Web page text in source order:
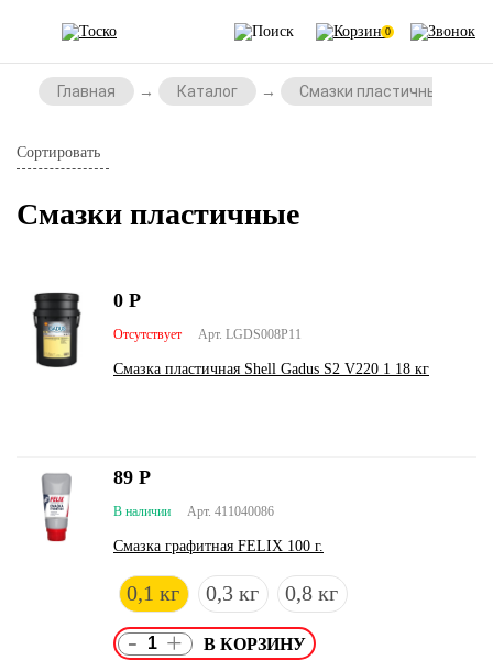
0
Главная Каталог Смазки пластичные
Сортировать
Смазки пластичные
Арт. LGDS008P11
Отсутствует
Смазка пластичная Shell Gadus S2 V220 1 18 кг
0 Р
Арт. 411040086
В наличии
Смазка графитная FELIX 100 г.
0,1 кг 0,3 кг 0,8 кг
89 Р
- +